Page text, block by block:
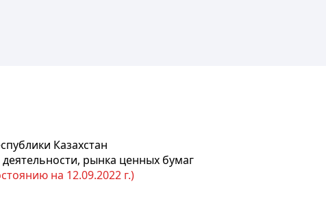
Казахстан
рынка ценных бумаг
на 12.09.2022 г.)